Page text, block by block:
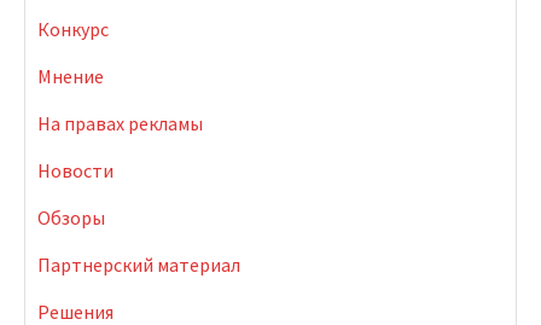
Конкурс
Мнение
На правах рекламы
Новости
Обзоры
Партнерский материал
Решения